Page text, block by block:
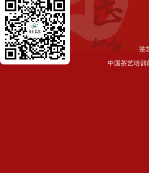
茶
中国茶艺培训